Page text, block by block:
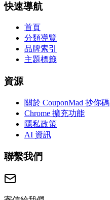
快速導航
首頁
分類導覽
品牌索引
主題標籤
資源
關於 CouponMad 抄你碼
Chrome 擴充功能
隱私政策
AI 資訊
聯繫我們